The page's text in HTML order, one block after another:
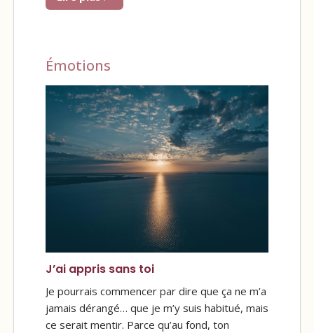
Émotions
J’ai appris sans toi
Je pourrais commencer par dire que ça ne m’a
jamais dérangé… que je m’y suis habitué, mais
ce serait mentir. Parce qu’au fond, ton